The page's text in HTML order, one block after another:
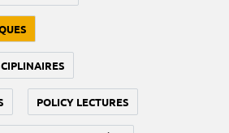
POLICY LECTURES